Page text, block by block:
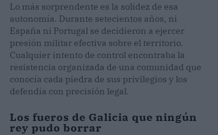
Lo más sorprendente es la solidez de esa
autonomía. Durante setecientos años, ni
España ni Portugal se decidieron a ejercer
presión militar efectiva sobre el territorio.
Cualquier intento de control encontraba la
resistencia organizada de una comunidad que
conocía cada piedra de sus privilegios y los
defendía con precisión legal.
Los fueros de Galicia que ningún
rey pudo borrar